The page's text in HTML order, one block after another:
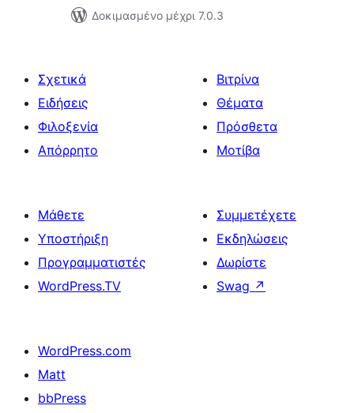
Δοκιμασμένο μέχρι 7.0.3
Σχετικά
Ειδήσεις
Φιλοξενία
Απόρρητο
Βιτρίνα
Θέματα
Πρόσθετα
Μοτίβα
Μάθετε
Υποστήριξη
Προγραμματιστές
WordPress.TV
Συμμετέχετε
Εκδηλώσεις
Δωρίστε
Swag ↗
WordPress.com
Matt
bbPress